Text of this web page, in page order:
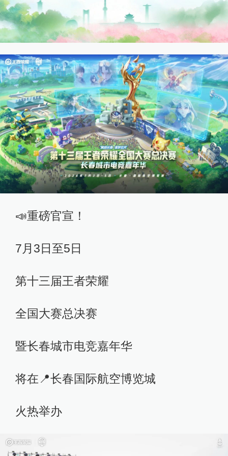
📣重磅官宣！
7月3日至5日
第十三届王者荣耀
全国大赛总决赛
暨长春城市电竞嘉年华
将在📍长春国际航空博览城
火热举办